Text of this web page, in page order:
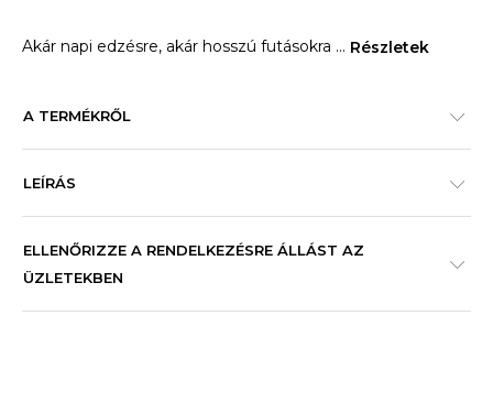
Akár napi edzésre, akár hosszú futásokra ... Részletek
A TERMÉKRŐL
LEÍRÁS
ELLENŐRIZZE A RENDELKEZÉSRE ÁLLÁST AZ
ÜZLETEKBEN